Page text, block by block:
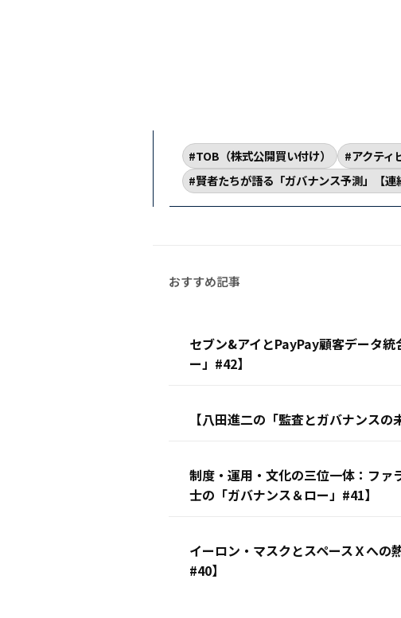
TOB（株式公開買い付け） アクティ
賢者たちが語る「ガバナンス予測」【連
セブン&アイとPayPay顧客データ
ー」#42】
【八田進二の「監査とガバナンス
制度・運用・文化の三位一体：フ
士の「ガバナンス＆ロー」#41】
イーロン・マスクとスペースＸへの
#40】